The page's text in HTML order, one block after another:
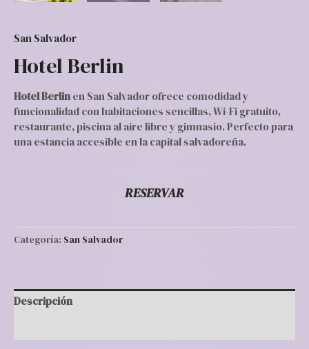
San Salvador
Hotel Berlin
Hotel Berlinen San Salvador ofrece comodidad y
funcionalidad con habitaciones sencillas, Wi-Fi gratuito,
restaurante, piscina al aire libre y gimnasio. Perfecto para
una estancia accesible en la capital salvadoreña.
RESERVAR
Categoría: San Salvador
Descripción